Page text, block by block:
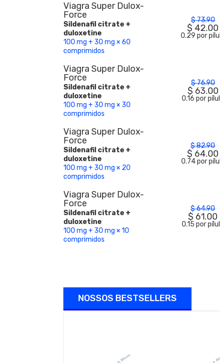
Viagra Super Dulox-
Force
Sildenafil citrate +
duloxetine
100 mg + 30 mg × 60
comprimidos
$73.90
$ 42.00
0.29 por
Viagra Super Dulox-
Force
Sildenafil citrate +
duloxetine
100 mg + 30 mg × 30
comprimidos
$76.90
$ 63.00
0.16 por
Viagra Super Dulox-
Force
Sildenafil citrate +
duloxetine
100 mg + 30 mg × 20
comprimidos
$82.90
$ 64.00
0.74 por
Viagra Super Dulox-
Force
Sildenafil citrate +
duloxetine
100 mg + 30 mg × 10
comprimidos
$64.90
$ 61.00
0.15 por
NOSSOS BESTSELLERS